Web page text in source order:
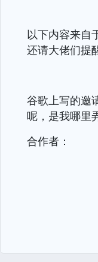
以下内容来自
还请大佬们提
谷歌上写的邀
呢，是我哪里
合作者：